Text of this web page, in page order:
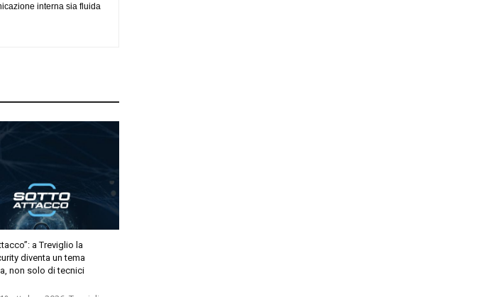
interna sia fluida
a Treviglio la
diventa un tema
non solo di tecnici